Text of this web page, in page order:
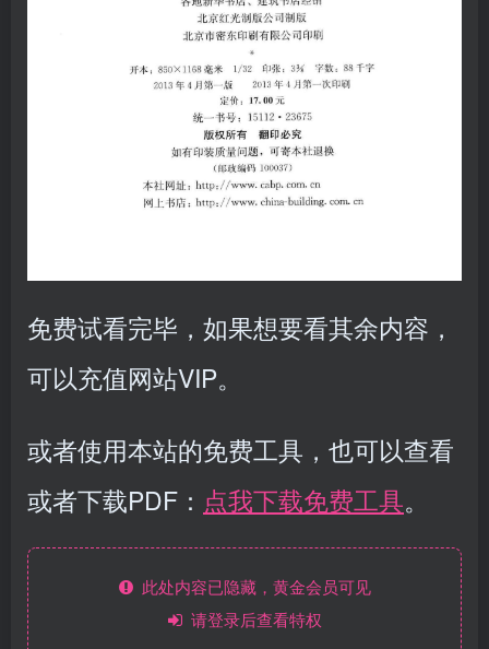
免费试看完毕，如果想要看其余内容，
可以充值网站VIP。
或者使用本站的免费工具，也可以查看
或者下载PDF： 点我下载免费工具。
此处内容已隐藏，黄金会员可见
请登录后查看特权